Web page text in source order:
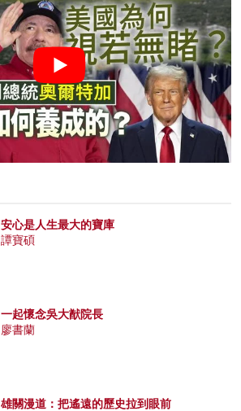
安心是人生最大的寶庫
譚寶碩
一起懷念吳大猷院長
廖書蘭
雄關漫道：把遙遠的歷史拉到眼前